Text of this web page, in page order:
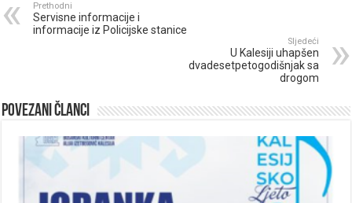
Prethodni
Servisne informacije i
informacije iz Policijske stanice
Sljedeći
U Kalesiji uhapšen
dvadesetpetogodišnjak sa
drogom
Povezani članci